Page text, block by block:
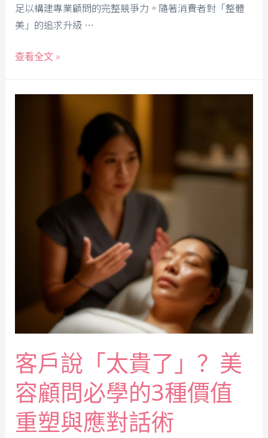
足以構建專業顧問的完整競爭力。隨著消費者對「整體
美」的追求升級 …
查看全文 »
客戶說「太貴了」？美
容顧問必學的3種價值
重塑與應對話術